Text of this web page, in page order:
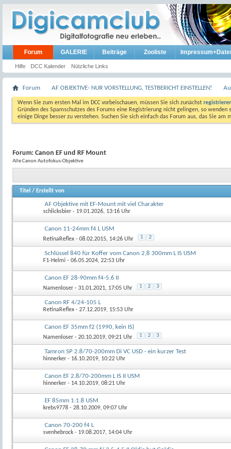
Forum
Hilfe DCC Kalender Nützliche Links
GALERIE Beiträge Zooliste
Forum AF OBJEKTIVE- NUR VORSTELLUNG, TESTBERICHT EINSTELLEN!
Wenn Sie zum ersten Mal im DCC vorbeischauen, müssen Sie sich zunächst
Gründen des Spamschutzes des Forums eine Registrierung nicht gelingen, so wenden
einige Dinge besser zu verstehen. Suchen Sie sich einfach das Forum aus, das Sie
Forum: Canon EF und RF Mount
Alle Canon Autofokus-Objektive
Titel / Erstellt von
AF Objektive mit EF-Mount mit viel Charakter
schlicksbier - 19.01.2026, 13:16 Uhr
Canon 11-24mm f4 L USM
RetinaReflex - 08.02.2015, 14:26 Uhr 1 2
Schlüssel 840 für Koffer vom Canon 2,8 300mm L IS USM
F1-Helmi - 06.05.2024, 22:53 Uhr
Canon EF 28-90mm f4-5.6 II
Namenloser - 31.01.2021, 17:05 Uhr 1 2 3
Canon RF 4/24-105 L
RetinaReflex - 27.12.2019, 15:53 Uhr
Canon EF 35mm f2 (1990, kein IS)
Namenloser - 20.10.2019, 09:21 Uhr 1 2 3
Tamron SP 2.8/70-200mm Di VC USD - ein kurzer Test
hinnerker - 16.10.2019, 10:22 Uhr
Canon EF 2.8/70-200mm L IS II USM
hinnerker - 14.10.2019, 08:21 Uhr
EF 85mm 1:1.8 USM
krebs9778 - 28.10.2009, 09:07 Uhr
Canon 70-200 f4 L
svenhebrock - 19.08.2017, 14:04 Uhr